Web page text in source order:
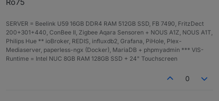
SERVER = Beelink U59 16GB DDR4 RAM 512GB SSD, FB 7490, FritzDect
200+301+440, ConBee II, Zigbee Aqara Sensoren + NOUS A1Z, NOUS A1T,
Philips Hue ** ioBroker, REDIS, influxdb2, Grafana, PiHole, Plex-
Mediaserver, paperless-ngx (Docker), MariaDB + phpmyadmin *** VIS-
Runtime = Intel NUC 8GB RAM 128GB SSD + 24" Touchscreen
0